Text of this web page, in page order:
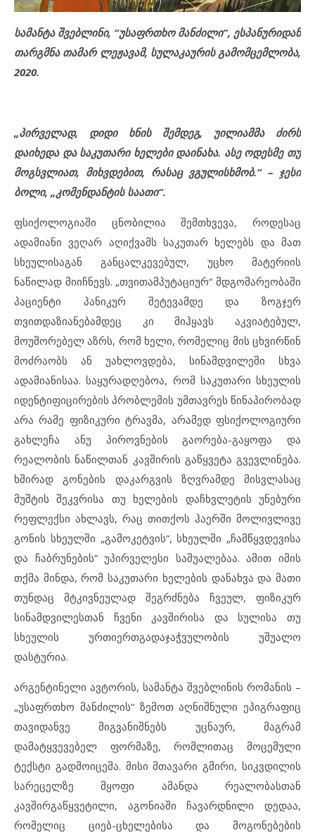
სამანტა შვებლინი, “უსაფრთხო მანძილი”, ესპანურიდან
თარგმნა თამარ ლეჟავამ, სულაკაურის გამომცემლობა,
2020.
„პირველად, დიდი ხნის შემდეგ, უილიამმა ძირს
დაიხედა და საკუთარი ხელები დაინახა. ასე ოდესმე თუ
მოგსვლიათ, მიხვდებით, რასაც ვგულისხმობ.“ – ჯესი
ბოლი, „კომენდანტის საათი“.
ფსიქოლოგიაში ცნობილია შემთხვევა, როდესაც
ადამიანი ვეღარ აღიქვამს საკუთარ ხელებს და მათ
სხეულისაგან განცალკევებულ, უცხო მატერიის
ნაწილად მიიჩნევს. „თვითამპუტაციურ“ მდგომარეობაში
პაციენტი პანიკურ შეტევამდე და ზოგჯერ
თვითდაზიანებამდეც კი მიჰყავს აკვიატებულ,
მოუშორებელ აზრს, რომ ხელი, რომელიც მის ცხვირწინ
მოძრაობს ან უახლოვდება, სინამდვილეში სხვა
ადამიანისაა. საყურადღებოა, რომ საკუთარი სხეულის
იდენტიფიცირების პრობლემის უმთავრეს წინაპირობად
არა რამე ფიზიკური ტრავმა, არამედ ფსიქოლოგიური
გახლეჩა ანუ პიროვნების გაორება-გაყოფა და
რეალობის ნაწილთან კავშირის გაწყვეტა გვევლინება.
ხშირად გონების დაკარგვის ზღვრამდე მისვლასაც
მუშტის შეკვრისა თუ ხელების დაჩხვლეტის უნებური
რეფლექსი ახლავს, რაც თითქოს ჰაერში მოლივლივე
გონის სხეულში „გამოკეტვის“, სხეულში „ჩამწყვდევისა
და ჩაბრუნების“ უპირველესი საშუალებაა. ამით იმის
თქმა მინდა, რომ საკუთარი ხელების დანახვა და მათი
თუნდაც მტკივნეულად შეგრძნება ჩვეულ, ფიზიკურ
სინამდვილესთან ჩვენი კავშირისა და სულისა თუ
სხეულის ურთიერთგადაჯაჭვულობის უშუალო
დასტურია.
არგენტინელი ავტორის, სამანტა შვებლინის რომანის –
„უსაფრთხო მანძილის“ ზემოთ აღნიშნული ეპიგრაფიც
თავიდანვე მიგვანიშნებს უცნაურ, მაგრამ
დამატყვევებელ ფორმაზე, რომლითაც მოცემული
ტექსტი გადმოიცემა. მისი მთავარი გმირი, სიკვდილის
სარეცელზე მყოფი ამანდა რეალობასთან
კავშირგაწყვეტილი, აგონიაში ჩავარდნილი დედაა,
რომელიც ციებ-ცხელებისა და მოგონებების